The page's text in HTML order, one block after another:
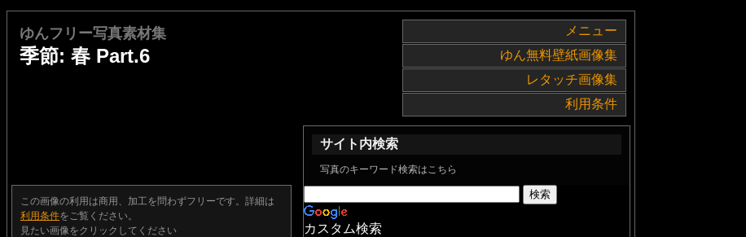
メニュー
ゆん無料壁紙画像集
レタッチ画像集
利用条件
ゆんフリー写真素材集
季節: 春 Part.6
この画像の利用は商用、加工を問わずフリーです。詳細は
利用条件をご覧ください。
見たい画像をクリックしてください
サイト内検索
写真のキーワード検索はこちら
カスタム検索